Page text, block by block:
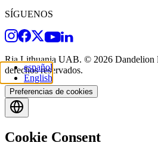
SÍGUENOS
Ria Lithuania UAB. © 2026 Dandelion
derechos reservados.
Preferencias de cookies
español
English
Cookie Consent